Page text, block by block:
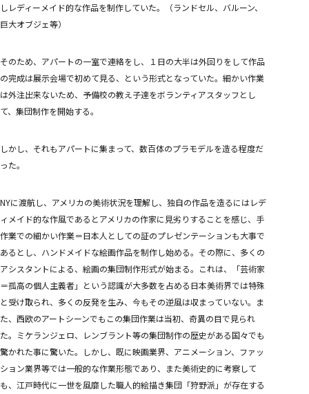
しレディーメイド的な作品を制作していた。（ランドセル、バルーン、
巨大オブジェ等）
そのため、アパートの一室で連絡をし、１日の大半は外回りをして作品
の完成は展示会場で初めて見る、という形式となっていた。細かい作業
は外注出来ないため、予備校の教え子達をボランティアスタッフとし
て、集団制作を開始する。
しかし、それもアパートに集まって、数百体のプラモデルを造る程度だ
った。
NYに渡航し、アメリカの美術状況を理解し、独自の作品を造るにはレデ
ィメイド的な作風であるとアメリカの作家に見劣りすることを感じ、手
作業での細かい作業＝日本人としての証のプレゼンテーションも大事で
あるとし、ハンドメイドな絵画作品を制作し始める。その際に、多くの
アシスタントによる、絵画の集団制作形式が始まる。これは、「芸術家
＝孤高の個人主義者」という認識が大多数を占める日本美術界では特殊
と受け取られ、多くの反発を生み、今もその逆風は収まっていない。ま
た、西欧のアートシーンでもこの集団作業は当初、奇異の目で見られ
た。ミケランジェロ、レンブラント等の集団制作の歴史がある国々でも
驚かれた事に驚いた。しかし、既に映画業界、アニメーション、ファッ
ション業界等では一般的な作業形態であり、また美術史的に考察して
も、江戸時代に一世を風靡した職人的絵描き集団「狩野派」が存在する